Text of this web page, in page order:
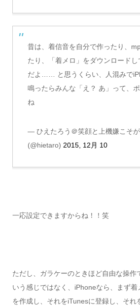
昔は、着信音を自分で作ったり、
たり、「着メロ」をダウンロード
だよ…… と思うくらい、人混みで
鳴ったらみんな「え？ あ」って、
ね
— ひえたろう＠笑顔と上機嫌こそ
(@hietaro) 2015, 12月 10
一応設定できますからね！！笑
ただし、ガラケーのときほど自由な操作
いう感じではなく、iPhoneなら、まず
を作成し、それをiTunesに登録し、それ